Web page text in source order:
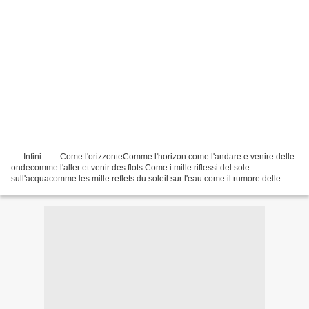
......Infini ....... Come l'orizzonteComme l'horizon come l'andare e venire delle
ondecomme l'aller et venir des flots Come i mille riflessi del sole
sull'acquacomme les mille reflets du soleil sur l'eau come il rumore delle